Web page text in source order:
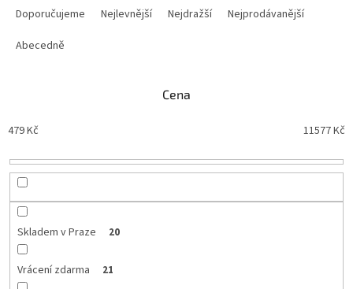
o
u
t
Doporučujeme Nejlevnější Nejdražší
Nejprodávanější
Abecedně
Cena
479Kč 11577Kč
Skladem v Praze 20
Vrácení zdarma 21